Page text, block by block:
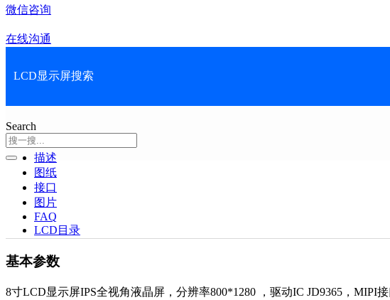
微信咨询
在线沟通
LCD显示屏搜索
Search
描述
图纸
接口
图片
FAQ
LCD目录
基本参数
8寸LCD显示屏IPS全视角液晶屏，分辨率800*1280 ，驱动IC JD9365，MIPI